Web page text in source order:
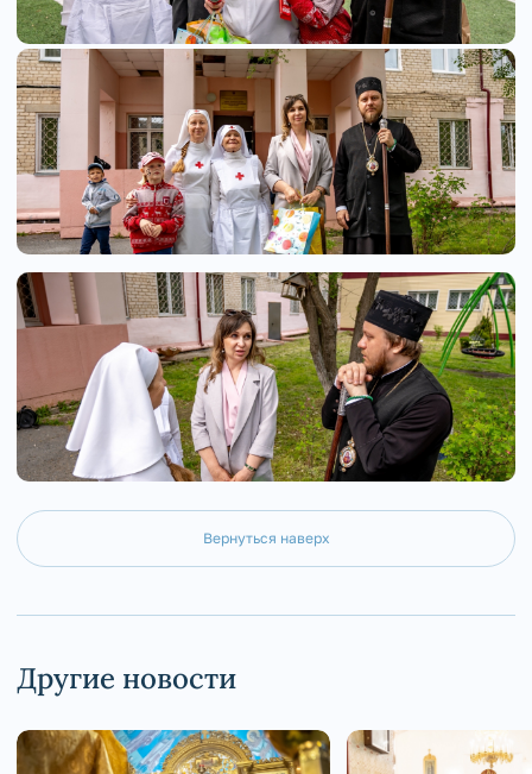
Вернуться наверх
Другие новости